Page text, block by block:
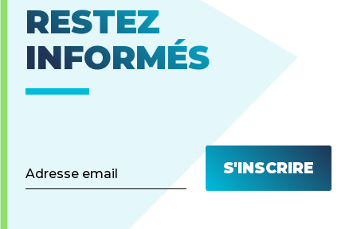
RESTEZ
INFORMÉS